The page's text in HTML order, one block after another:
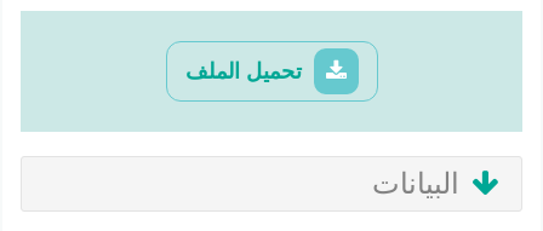
تحميل الملف
البيانات